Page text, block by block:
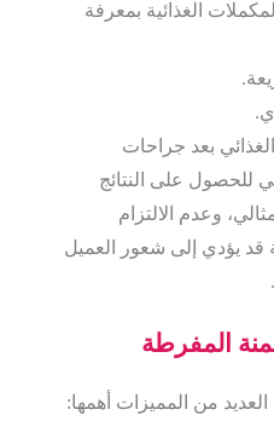
الغذائية بمعرفة
بعد جراحات
للحصول على النتائج
وعدم الالتزام
قد يؤدي إلى شعور العميل
المفرطة
من المميزات أهمها: